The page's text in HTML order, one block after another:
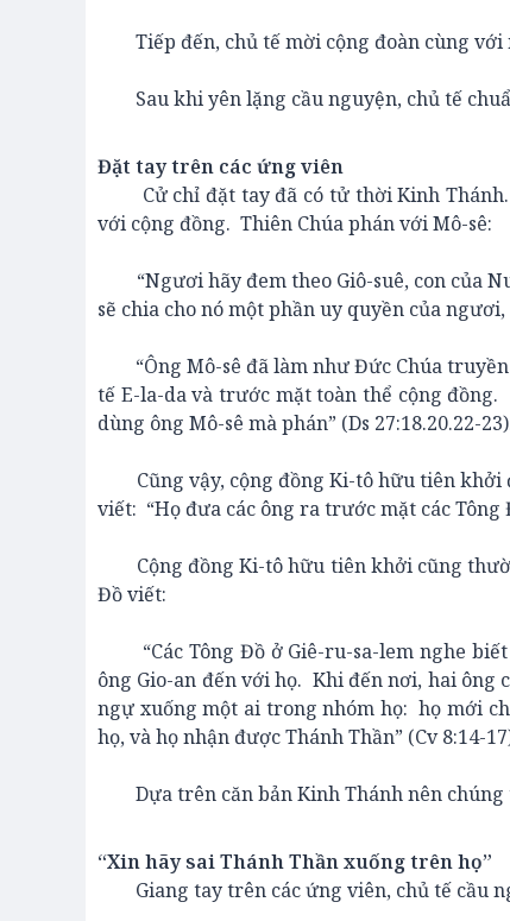
Tiếp đến, chủ tế mời cộng đoàn cùng với
Sau khi yên lặng cầu nguyện, chủ tế
Đặt tay trên các ứng viên
Cử chỉ đặt tay đã có tử thời Kinh Thánh.
với cộng đồng. Thiên Chúa phán với Mô-sê:
“Ngươi hãy đem theo Giô-suê, con của
sẽ chia cho nó một phần uy quyền của
“Ông Mô-sê đã làm như Đức Chúa truyền
tế E-la-da và trước mặt toàn thể cộng
dùng ông Mô-sê mà phán” (Ds 27:18.20.22-
Cũng vậy, cộng đồng Ki-tô hữu tiên khởi
viết: “Họ đưa các ông ra trước mặt các Tông
Cộng đồng Ki-tô hữu tiên khởi cũng
Đồ viết:
“Các Tông Đồ ở Giê-ru-sa-lem nghe biết
ông Gio-an đến với họ. Khi đến nơi, hai ông
ngự xuống một ai trong nhóm họ: họ mới
họ, và họ nhận được Thánh Thần” (Cv 8:14-
Dựa trên căn bản Kinh Thánh nên chúng
“Xin hãy sai Thánh Thần xuống trên họ”
Giang tay trên các ứng viên, chủ tế cầu